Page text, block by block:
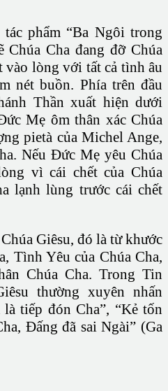
phẩm “Ba Ngôi trong
Chúa Cha đang đỡ Chúa
vào lòng với tất cả tình âu
nét buồn. Phía trên đầu
Thần xuất hiện dưới
Mẹ ôm thân xác Chúa
pietà của Michel Ange,
Nếu Ðức Mẹ yêu Chúa
vì cái chết của Chúa
lạnh lùng trước cái chết
Giêsu, đó là từ khước
Tình Yêu của Chúa Cha,
Chúa Cha. Trong Tin
thường xuyên nhấn
tiếp đón Cha”, “Kẻ tốn
Ðấng đã sai Ngài” (Ga